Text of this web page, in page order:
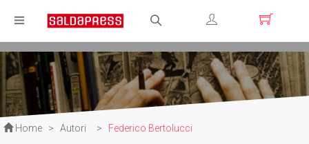
Registrati
Login
Home > Autori > Federico Bertolucci